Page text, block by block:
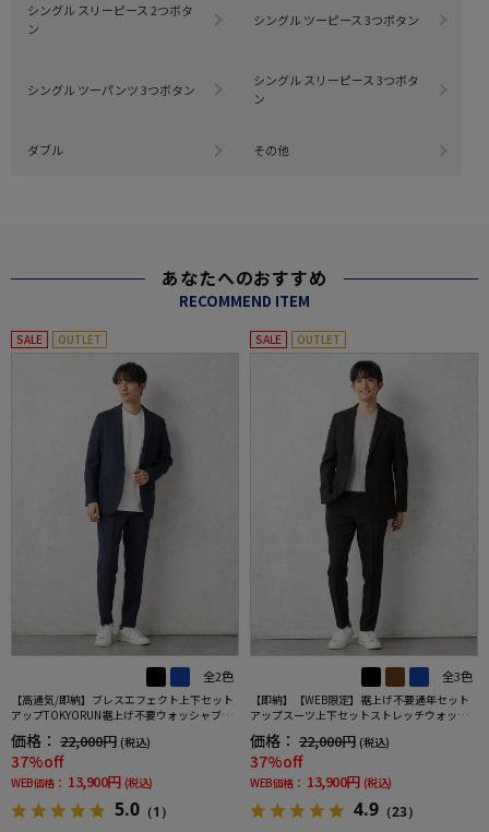
シングル スリーピース 2つボタ
ン
シングル ツーピース 3つボタン
シングル ツーパンツ 3つボタン
シングル スリーピース 3つボタ
ン
ダブル その他
あなたへのおすすめ
RECOMMEND ITEM
SALE OUTLET
全2色
【高通気/即納】ブレスエフェクト上下セット
アップTOKYORUN裾上げ不要ウォッシャブル
ストレッチブレスエフェクト生地背抜き2ボタ
ンジャケットウエストシャーリングノータッ
クパンツ
価格： 22,000円 (税込)
37%off
WEB価格： 13,900円 (税込)
5.0 （1）
SALE OUTLET
全3色
【即納】【WEB限定】裾上げ不要通年セット
アップスーツ上下セットストレッチウォッシ
ャブル【TOKYORUN】
価格： 22,000円 (税込)
37%off
WEB価格： 13,900円 (税込)
4.9 （23）